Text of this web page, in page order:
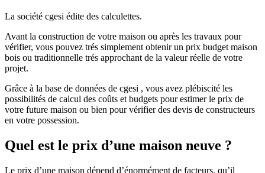
La société cgesi édite des calculettes.
Avant la construction de votre maison ou après les travaux pour
vérifier, vous pouvez trés simplement obtenir un prix budget maison
bois ou traditionnelle trés approchant de la valeur réelle de votre
projet.
Grâce à la base de données de cgesi , vous avez plébiscité les
possibilités de calcul des coûts et budgets pour estimer le prix de
votre future maison ou bien pour vérifier des devis de constructeurs
en votre possession.
Quel est le prix d’une maison neuve ?
Le prix d’une maison dépend d’énormément de facteurs, qu’il